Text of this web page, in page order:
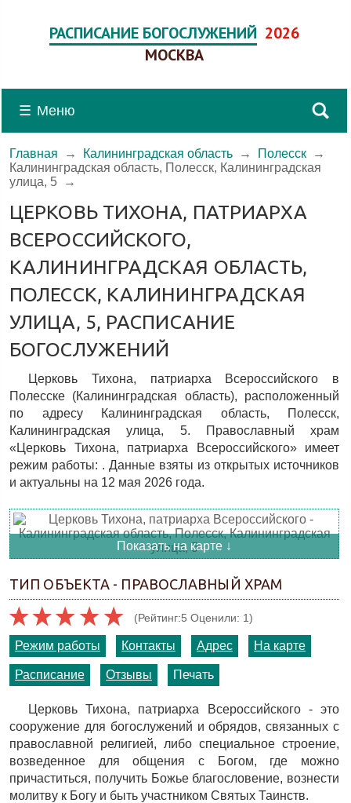
РАСПИСАНИЕ БОГОСЛУЖЕНИЙ 2026
МОСКВА
☰ Меню
Главная → Калининградская область → Полесск →
Калининградская область, Полесск, Калининградская
улица, 5 →
ЦЕРКОВЬ ТИХОНА, ПАТРИАРХА
ВСЕРОССИЙСКОГО,
КАЛИНИНГРАДСКАЯ ОБЛАСТЬ,
ПОЛЕССК, КАЛИНИНГРАДСКАЯ
УЛИЦА, 5, РАСПИСАНИЕ
БОГОСЛУЖЕНИЙ
Церковь Тихона, патриарха Всероссийского в
Полесске (Калининградская область), расположенный
по адресу Калининградская область, Полесск,
Калининградская улица, 5. Православный храм
«Церковь Тихона, патриарха Всероссийского» имеет
режим работы: . Данные взяты из открытых источников
и актуальны на 12 мая 2026 года.
Показать на карте ↓
ТИП ОБЪЕКТА - ПРАВОСЛАВНЫЙ ХРАМ
(Рейтинг:5 Оценили: 1)
Режим работы Контакты Адрес На карте
Расписание Отзывы Печать
Церковь Тихона, патриарха Всероссийского - это
сооружение для богослужений и обрядов, связанных с
православной религией, либо специальное строение,
возведенное для общения с Богом, где можно
причаститься, получить Божье благословение, вознести
молитву к Богу и быть участником Святых Таинств.